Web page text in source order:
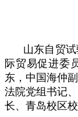
山东自贸
际贸易促进委
东，中国海仲
法院党组书记
长、青岛校区